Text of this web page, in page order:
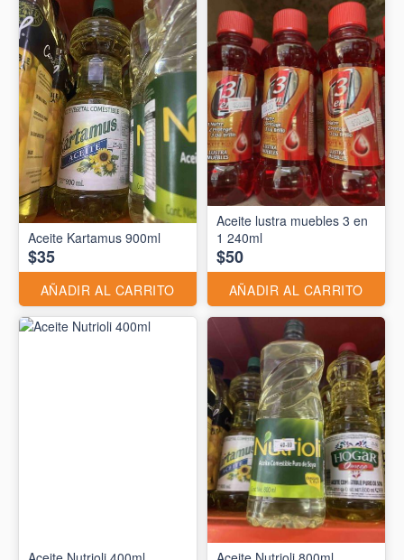
Aceite Kartamus 900ml
$35
AÑADIR AL CARRITO
Aceite lustra muebles 3 en
1 240ml
$50
AÑADIR AL CARRITO